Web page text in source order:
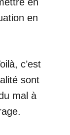
en
c’est
sont
mal à